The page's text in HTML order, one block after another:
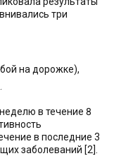
три
на дорожке),
в течение 8
в последние 3
заболеваний [2].